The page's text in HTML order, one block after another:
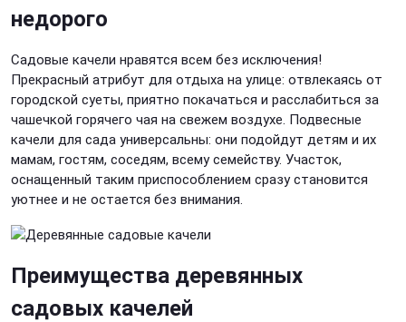
недорого
Садовые качели нравятся всем без исключения!
Прекрасный атрибут для отдыха на улице: отвлекаясь от
городской суеты, приятно покачаться и расслабиться за
чашечкой горячего чая на свежем воздухе. Подвесные
качели для сада универсальны: они подойдут детям и их
мамам, гостям, соседям, всему семейству. Участок,
оснащенный таким приспособлением сразу становится
уютнее и не остается без внимания.
Преимущества деревянных
садовых качелей